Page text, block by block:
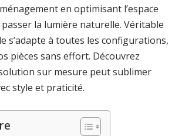
en optimisant l’espace
la lumière naturelle. Véritable
s’adapte à toutes les configurations,
pièces sans effort. Découvrez
sur mesure peut sublimer
style et praticité.